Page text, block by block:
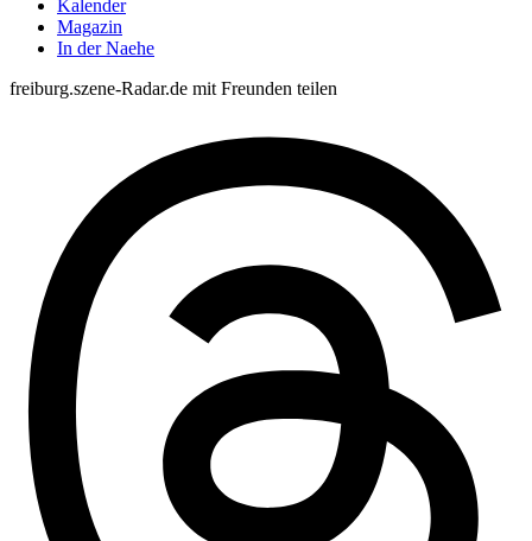
Kalender
Magazin
In der Naehe
freiburg.szene-Radar.de mit Freunden teilen